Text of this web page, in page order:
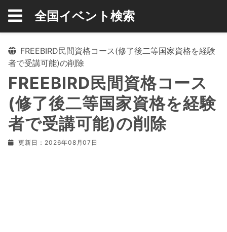
全国イベント検索
FREEBIRD民間資格コース(修了後二等国家資格を経験
者で受講可能)の削除
FREEBIRD民間資格コース
(修了後二等国家資格を経験
者で受講可能)の削除
更新日：2026年08月07日